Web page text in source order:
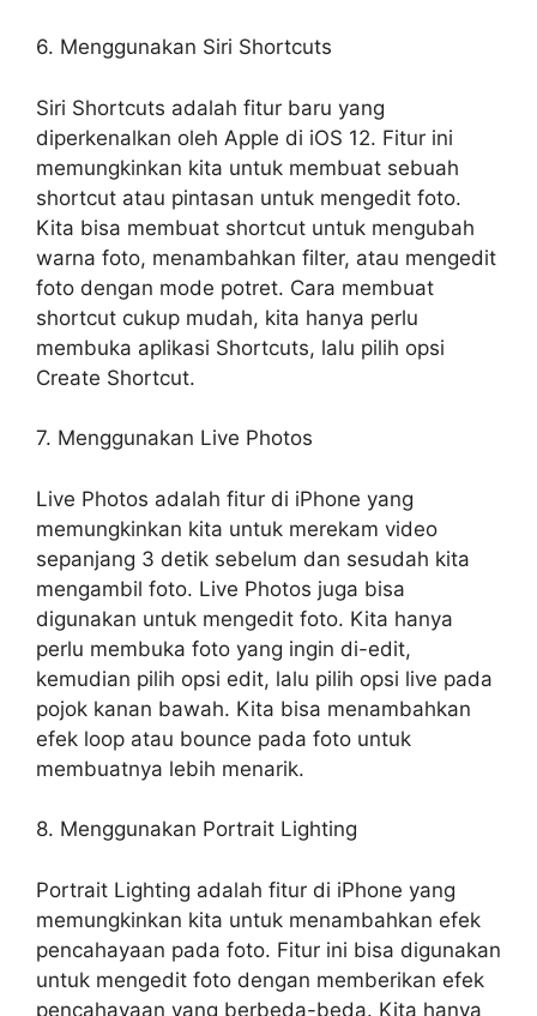
6. Menggunakan Siri Shortcuts
Siri Shortcuts adalah fitur baru yang
diperkenalkan oleh Apple di iOS 12. Fitur ini
memungkinkan kita untuk membuat sebuah
shortcut atau pintasan untuk mengedit foto.
Kita bisa membuat shortcut untuk mengubah
warna foto, menambahkan filter, atau mengedit
foto dengan mode potret. Cara membuat
shortcut cukup mudah, kita hanya perlu
membuka aplikasi Shortcuts, lalu pilih opsi
Create Shortcut.
7. Menggunakan Live Photos
Live Photos adalah fitur di iPhone yang
memungkinkan kita untuk merekam video
sepanjang 3 detik sebelum dan sesudah kita
mengambil foto. Live Photos juga bisa
digunakan untuk mengedit foto. Kita hanya
perlu membuka foto yang ingin di-edit,
kemudian pilih opsi edit, lalu pilih opsi live pada
pojok kanan bawah. Kita bisa menambahkan
efek loop atau bounce pada foto untuk
membuatnya lebih menarik.
8. Menggunakan Portrait Lighting
Portrait Lighting adalah fitur di iPhone yang
memungkinkan kita untuk menambahkan efek
pencahayaan pada foto. Fitur ini bisa digunakan
untuk mengedit foto dengan memberikan efek
pencahayaan yang berbeda-beda. Kita hanya